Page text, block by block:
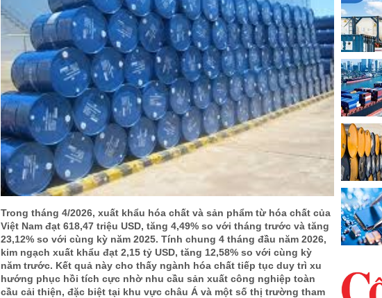
Trong tháng 4/2026, xuất khẩu hóa chất và sản phẩm từ hóa chất của
Việt Nam đạt 618,47 triệu USD, tăng 4,49% so với tháng trước và tăng
23,12% so với cùng kỳ năm 2025. Tính chung 4 tháng đầu năm 2026,
kim ngạch xuất khẩu đạt 2,15 tỷ USD, tăng 12,58% so với cùng kỳ
năm trước. Kết quả này cho thấy ngành hóa chất tiếp tục duy trì xu
hướng phục hồi tích cực nhờ nhu cầu sản xuất công nghiệp toàn
cầu cải thiện, đặc biệt tại khu vực châu Á và một số thị trường tham